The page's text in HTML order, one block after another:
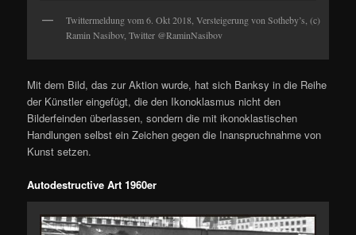
Twittermeldung vom 6. Okt 2018, Versteigerung von Sotheby’s, (c)
Ramin Nasibov, Twitter @RaminNasibov
Mit dem Bild, das zur Aktion wurde, hat sich Banksy in die Reihe
der Künstler eingefügt, die den Ikonoklasmus nicht den
Bilderfeinden überlassen, sondern die mit ikonoklastischen
Handlungen selbst ein Zeichen gegen die Inanspruchnahme von
Kunst setzen.
Autodestructive Art 1960er